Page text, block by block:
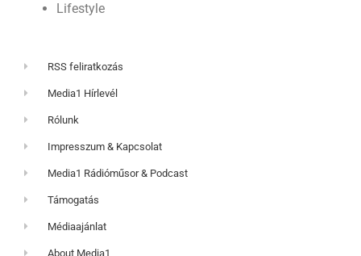
Lifestyle
RSS feliratkozás
Media1 Hírlevél
Rólunk
Impresszum & Kapcsolat
Media1 Rádióműsor & Podcast
Támogatás
Médiaajánlat
About Media1